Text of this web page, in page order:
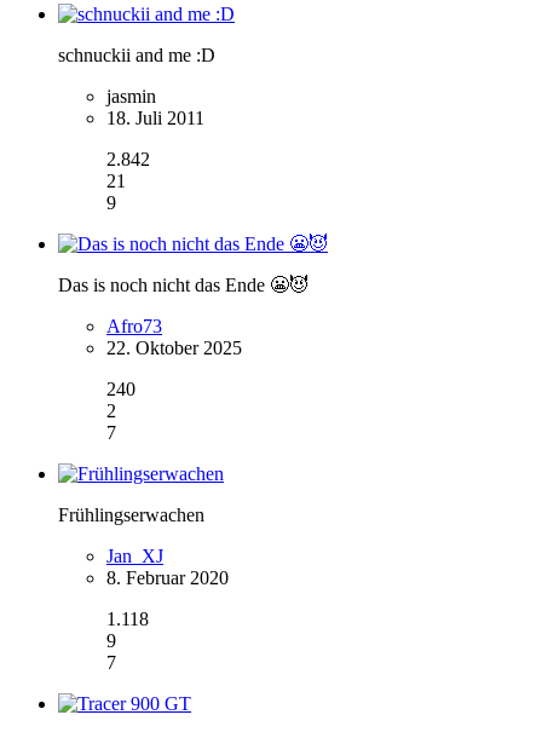
schnuckii and me :D
jasmin
18. Juli 2011
2.842
21
9
Das is noch nicht das Ende 😬😈
Afro73
22. Oktober 2025
240
2
7
Frühlingserwachen
Jan_XJ
8. Februar 2020
1.118
9
7